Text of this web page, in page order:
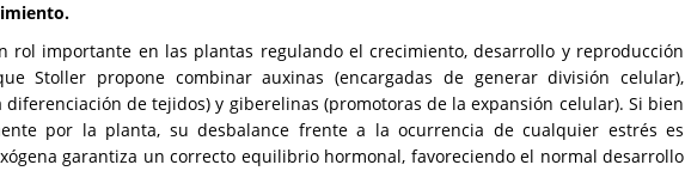
rol importante en las plantas regulando el crecimiento, desarrollo y reproducción
Stoller propone combinar auxinas (encargadas de generar división celular),
de tejidos) y giberelinas (promotoras de la expansión celular). Si bien
por la planta, su desbalance frente a la ocurrencia de cualquier estrés es
garantiza un correcto equilibrio hormonal, favoreciendo el normal desarrollo